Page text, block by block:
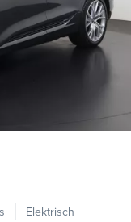
Elektrisch